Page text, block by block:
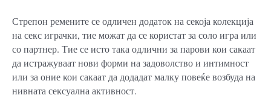
Стрепон ремените се одличен додаток на секоја колекција
на секс играчки, тие можат да се користат за соло игра или
со партнер. Тие се исто така одлични за парови кои сакаат
да истражуваат нови форми на задоволство и интимност
или за оние кои сакаат да додадат малку повеќе возбуда на
нивната сексуална активност.